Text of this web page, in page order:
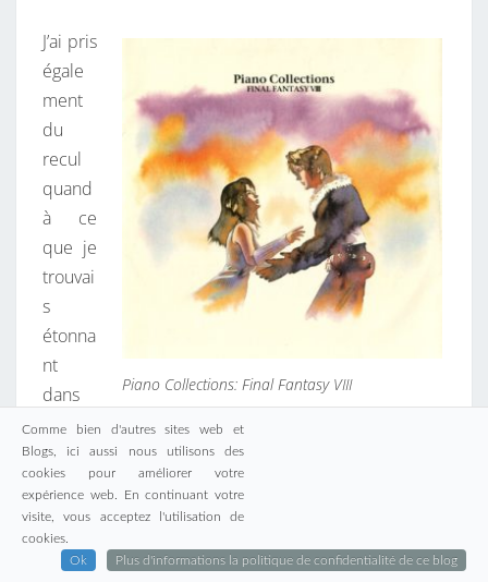
Piano Collections: Final Fantasy VIII
J’ai pris
égale
ment
du
recul
quand
à ce
que je
trouvai
s
étonna
nt
dans
les
musiq
ues des jeux de la Game Boy, de la NES, Super
Nintendo et Megadrive avant le passage aux bandes
sons plus orchestrées du nouveau millénaire et le
retour de la vague plus « rétro » des jeux
Comme bien d'autres sites web et
Blogs, ici aussi nous utilisons des
cookies pour améliorer votre
expérience web. En continuant votre
visite, vous acceptez l'utilisation de
cookies.
Ok
Plus d'informations la politique de confidentialité de ce blog